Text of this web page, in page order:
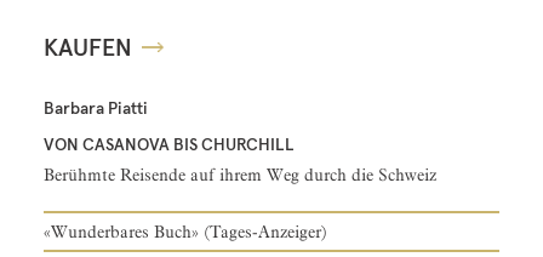
KAUFEN
Barbara Piatti
VON CASANOVA BIS CHURCHILL
Berühmte Reisende auf ihrem Weg durch die Schweiz
«Wunderbares Buch» (Tages-Anzeiger)